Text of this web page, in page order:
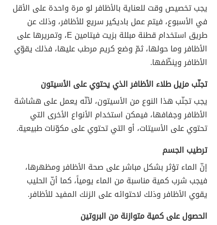
يجب تخصيص وقت للعناية بالأظافر لو مرة واحدة على الأقل
في الأسبوع، فيتم عمل باديكير سريع للأظافر، وذلك عن
طريق استخدام قطنة مبللة بزيت فيتامين E، وتمريرها على
الأظافر وما حولها، ثمّ وضع كريم مرطب عليها، فذلك يقوّي
الأظافر وينظّفها.
تجنّب مزيل طلاء الأظافر الذي يحتوي على الأسيتون
يجب تجنّب هذا النوع من الأسيتون، لأنّه يعمل على هشاشة
الأظافر وجفافها، فيمكن استخدام الأنواع الأخرى التي
تحتوي على الأسيتات، أو التي تحتوي على مكوّنات طبيعية.
ترطيب الجسم
إنّ الماء تؤثر بشكل مباشر على صحة الأظافر ومظهرها،
فيجب شرب كمية مناسبة من الماء يومياً، كما أنّ الحليب
يقوي الأظافر وذلك لاحتوائه على الزنك المفيد للأظافر.
الحصول على كمية متوازنة من البروتين